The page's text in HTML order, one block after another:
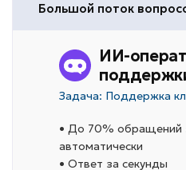
Большой поток
ИИ-
Задача: Поддержка
• До 70% обращений
автоматически
• Ответ за секунды